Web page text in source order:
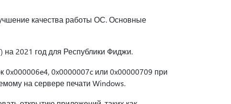
качества работы ОС. Основные
2021 год для Республики Фиджи.
0x000006e4, 0x0000007c или 0x00000709 при
на сервере печати Windows.